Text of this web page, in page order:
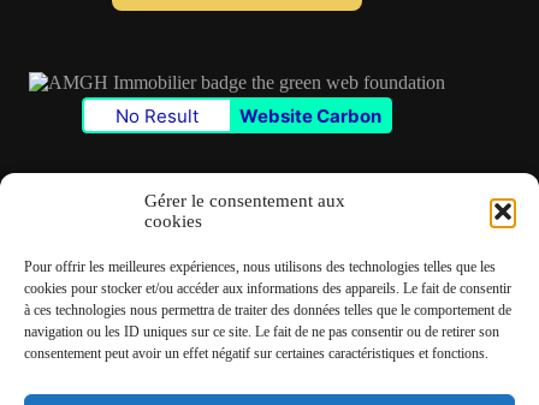
Gérer le consentement aux
cookies
Pour offrir les meilleures expériences, nous utilisons des technologies telles que les
cookies pour stocker et/ou accéder aux informations des appareils. Le fait de consentir
à ces technologies nous permettra de traiter des données telles que le comportement de
navigation ou les ID uniques sur ce site. Le fait de ne pas consentir ou de retirer son
consentement peut avoir un effet négatif sur certaines caractéristiques et fonctions.
l
No Result Website Carbon
✆06 22 39 73 24
✉contact@amgh-immobilier.com